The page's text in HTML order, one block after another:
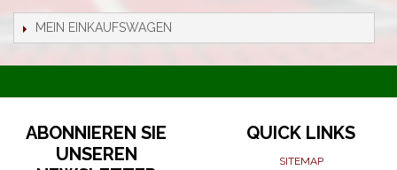
MEIN EINKAUFSWAGEN
ABONNIEREN SIE
UNSEREN
QUICK LINKS
SITEMAP